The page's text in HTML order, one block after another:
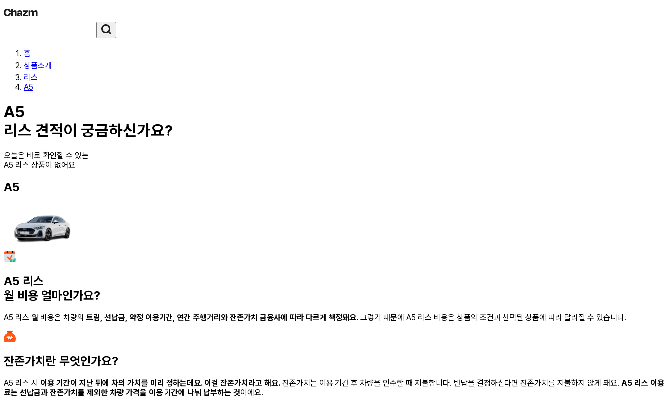
홈
상품소개
리스
A5
A5
리스 견적이 궁금하신가요?
오늘은 바로 확인할 수 있는
A5 리스 상품이 없어요
A5
A5 리스
월 비용 얼마인가요?
A5 리스 월 비용은 차량의 트림, 선납금, 약정 이용기간, 연간 주행거리와 잔존가치 금융사에 따라 다르게 책정돼요. 그렇기 때문에 A5 리스 비용은 상품의 조건과 선택된 상품에 따라 달라질 수 있습니다.
잔존가치란 무엇인가요?
A5 리스 시 이용 기간이 지난 뒤에 차의 가치를 미리 정하는데요. 이걸 잔존가치라고 해요. 잔존가치는 이용 기간 후 차량을 인수할 때 지불합니다. 반납을 결정하신다면 잔존가치를 지불하지 않게 돼요. A5 리스 이용
료는 선납금과 잔존가치를 제외한 차량 가격을 이용 기간에 나눠 납부하는 것이에요.